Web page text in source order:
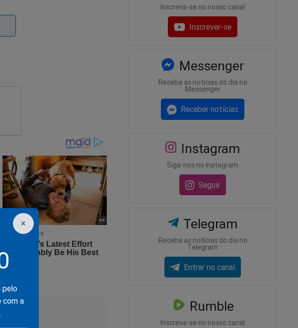
×
pelo
com a
Inscreva-se no nosso canal
Inscrever-se
Messenger
Receba as notícias do dia no
Messenger
Receber notícias
Instagram
Siga-nos no Instagram
Seguir
Telegram
Receba as notícias do dia no
Telegram
Entrar no canal
Rumble
Inscreva-se no nosso canal